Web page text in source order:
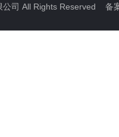
公司 All Rights Reserved 备